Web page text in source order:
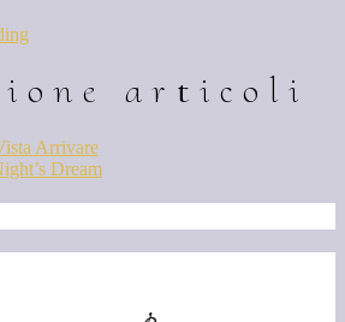
articoli
Arrivare
Dream